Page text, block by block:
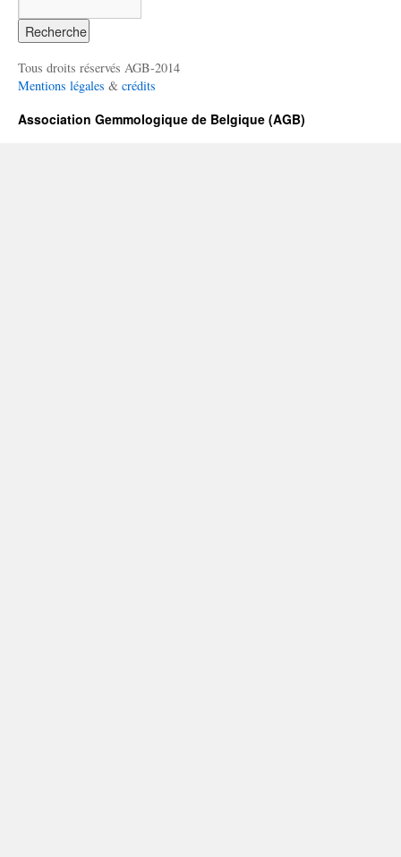
Tous droits réservés AGB-2014
Mentions légales & crédits
Association Gemmologique de Belgique (AGB)